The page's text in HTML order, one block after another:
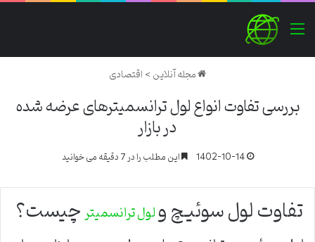
منو
مجله آنلاین>اقتصادی
بررسی تفاوت انواع لول ترانسمیترهای عرضه شده
در بازار
1402-10-14 این مطلب را در 7 دقیقه می خوانید
تفاوت لول سوئیچ ولول ترانسمیترچیست؟